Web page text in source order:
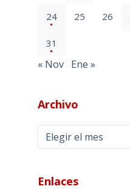
24 25 26
31
« Nov Ene »
Archivo
Archivo
Enlaces